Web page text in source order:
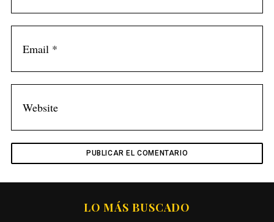
LO MÁS BUSCADO